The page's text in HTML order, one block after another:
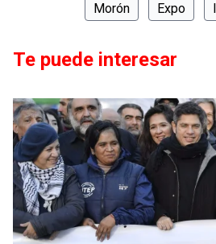
Morón Expo
Te puede interesar